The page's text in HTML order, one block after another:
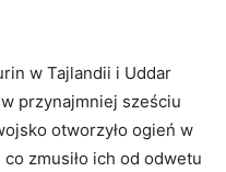
w Tajlandii i Uddar
przynajmniej sześciu
otworzyło ogień w
zmusiło ich od odwetu